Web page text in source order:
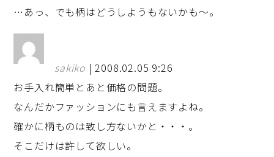
…あっ、でも柄はどうしようもないかも～。
sakiko | 2008.02.05 9:26
お手入れ簡単とあと価格の問題。
なんだかファッションにも言えますよね。
確かに柄ものは致し方ないかと・・・。
そこだけは許して欲しい。